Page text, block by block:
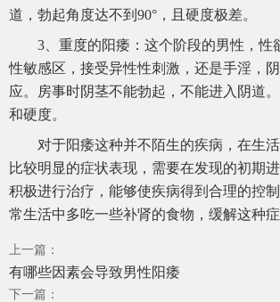
道，勃起角度达不到90°，且硬度极差。
3、重度的阳痿：这个阶段的男性，性
性敏感区，接受异性性刺激，还是手淫，
应。房事时阴茎不能勃起，不能进入阴道
和硬度。
对于阳痿这种并不陌生的疾病，在生
比较明显的症状表现，需要在发现的初期
积极进行治疗，能够使疾病得到合理的控
常生活中多吃一些补肾的食物，缓解这种症
上一篇：
有哪些因素会导致男性阳痿
下一篇：